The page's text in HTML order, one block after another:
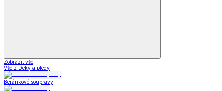
Zobrazit vše
Vše z Deky a plédy
Beránkové soupravy